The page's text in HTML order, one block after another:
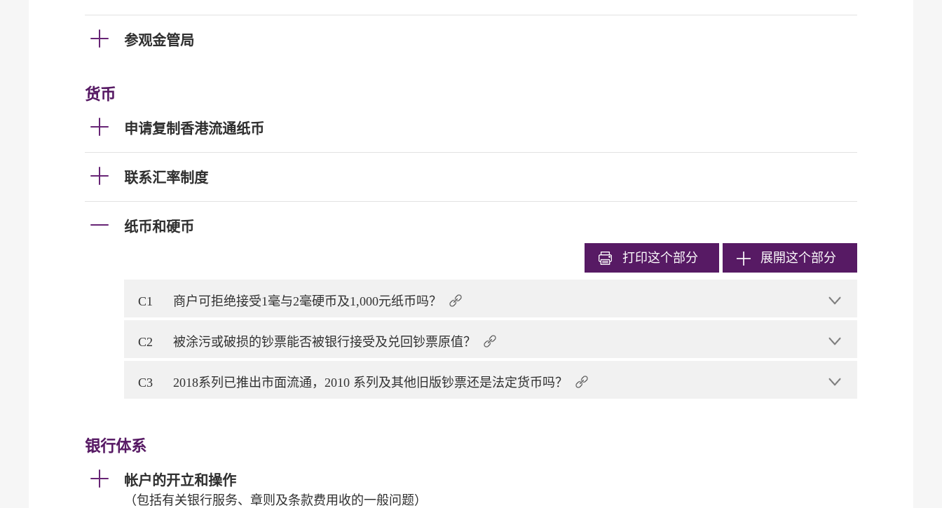
参观金管局
货币
申请复制香港流通纸币
联系汇率制度
纸币和硬币
打印这个部分 展開这个部分
C1 商户可拒绝接受1毫与2毫硬币及1,000元纸币吗？
C2 被涂污或破损的钞票能否被银行接受及兑回钞票原值？
C3 2018系列已推出市面流通，2010 系列及其他旧版钞票还是法定货币吗？
银行体系
帐户的开立和操作
（包括有关银行服务、章则及条款费用收的一般问题）